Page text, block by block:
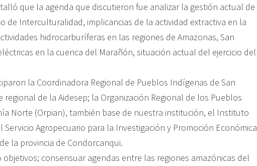
que la agenda que discutieron fue analizar la gestión actual de
de Interculturalidad, implicancias de la actividad extractiva en la
hidrocarburíferas en las regiones de Amazonas, San
en la cuenca del Marañón, situación actual del ejercicio del
la Coordinadora Regional de Pueblos Indígenas de San
regional de la Aidesep; la Organización Regional de los Pueblos
Norte (Orpian), también base de nuestra institución, el Instituto
Servicio Agropecuario para la Investigación y Promoción Económica
la provincia de Condorcanqui.
consensuar agendas entre las regiones amazónicas del